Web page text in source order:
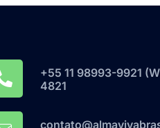
+55 11 98993-9921‬
4821